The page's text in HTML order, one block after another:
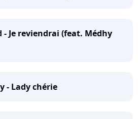
- Je reviendrai (feat. Médhy
- Lady chérie